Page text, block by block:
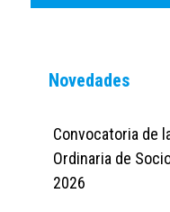
Novedades
Convocatoria de
Ordinaria de
2026